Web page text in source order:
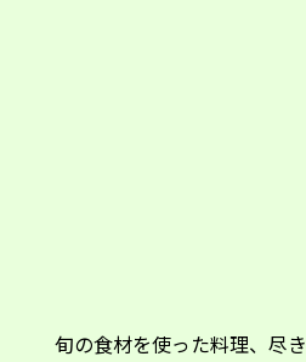
旬の食材を使った料理、尽